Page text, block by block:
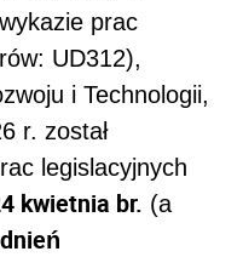
prac
UD312),
i Technologii,
r. został
legislacyjnych
kwietnia br. (a